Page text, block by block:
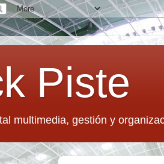
Piste
multimedia, gestión y